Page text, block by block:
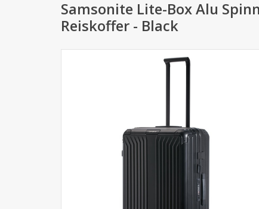
Samsonite Lite-Box Alu
Reiskoffer - Black